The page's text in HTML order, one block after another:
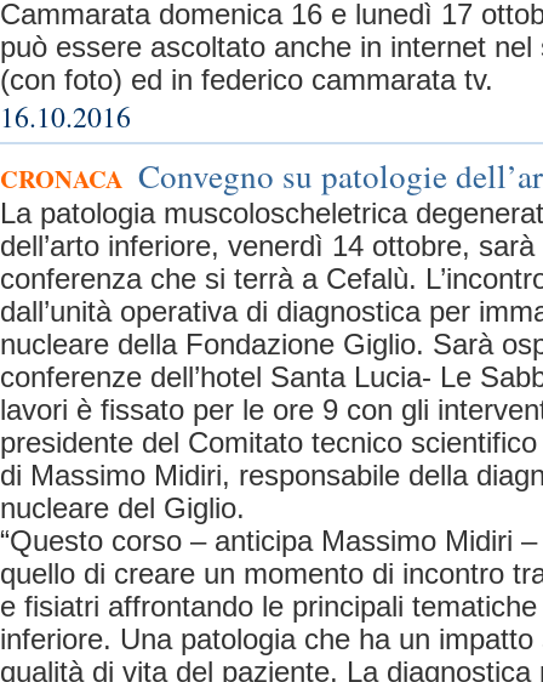
Cammarata domenica 16 e lunedì 17
può essere ascoltato anche in internet
(con foto) ed in federico cammarata tv.
16.10.2016
CRONACA Convegno su patologie
La patologia muscoloscheletrica
dell’arto inferiore, venerdì 14 ottobre,
conferenza che si terrà a Cefalù.
dall’unità operativa di diagnostica per
nucleare della Fondazione Giglio. Sarà
conferenze dell’hotel Santa Lucia- Le
lavori è fissato per le ore 9 con gli
presidente del Comitato tecnico
di Massimo Midiri, responsabile della
nucleare del Giglio.
“Questo corso – anticipa Massimo Midiri
quello di creare un momento di incontro
e fisiatri affrontando le principali tematiche
inferiore. Una patologia che ha un
qualità di vita del paziente. La diagnostica